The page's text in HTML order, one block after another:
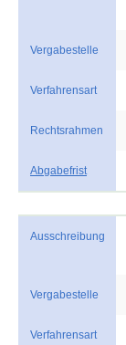
Vergabestelle
Verfahrensart
Rechtsrahmen
Abgabefrist
Ausschreibung
Vergabestelle
Verfahrensart